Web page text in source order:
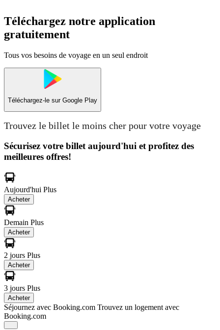
Téléchargez notre application
gratuitement
Tous vos besoins de voyage en un seul endroit
Téléchargez-le sur Google Play
Trouvez le billet le moins cher pour votre voyage
Sécurisez votre billet aujourd'hui et profitez des
meilleures offres!
Aujourd'hui Plus
Acheter
Demain Plus
Acheter
2 jours Plus
Acheter
3 jours Plus
Acheter
Séjournez avec Booking.com Trouvez un logement avec
Booking.com